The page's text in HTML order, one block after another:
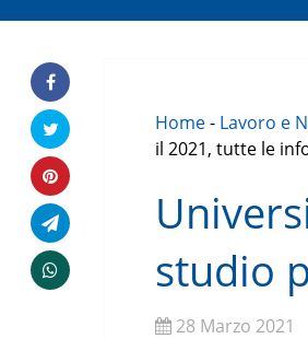
Home- Lavoro e
il 2021, tutte le
studio
28 Marzo 2021